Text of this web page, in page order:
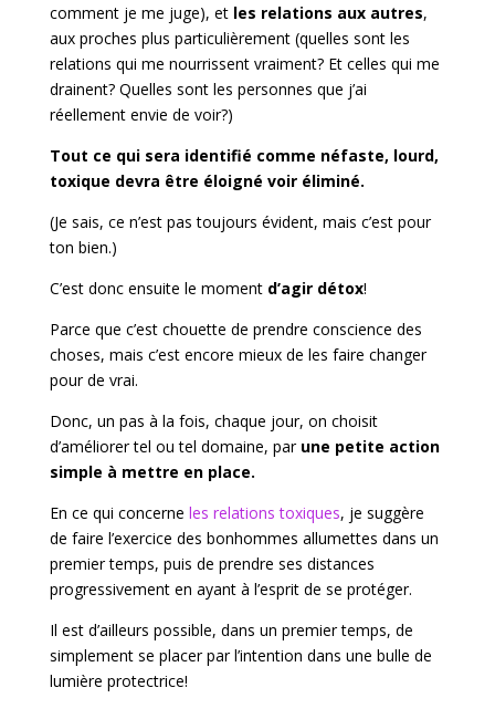
comment je me juge), et les relations aux autres,
aux proches plus particulièrement (quelles sont les
relations qui me nourrissent vraiment? Et celles qui me
drainent? Quelles sont les personnes que j’ai
réellement envie de voir?)
Tout ce qui sera identifié comme néfaste, lourd,
toxique devra être éloigné voir éliminé.
(Je sais, ce n’est pas toujours évident, mais c’est pour
ton bien.)
C’est donc ensuite le momentd’agir détox!
Parce que c’est chouette de prendre conscience des
choses, mais c’est encore mieux de les faire changer
pour de vrai.
Donc, un pas à la fois, chaque jour, on choisit
d’améliorer tel ou tel domaine, par une petite action
simple à mettre en place.
En ce qui concerne les relations toxiques, je suggère
de faire l’exercice des bonhommes allumettes dans un
premier temps, puis de prendre ses distances
progressivement en ayant à l’esprit de se protéger.
Il est d’ailleurs possible, dans un premier temps, de
simplement se placer par l’intention dans une bulle de
lumière protectrice!